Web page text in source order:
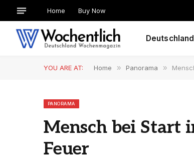
Home Buy Now
Deutschland
YOU ARE AT: Home » Panorama »
PANORAMA
Mensch bei Start
Feuer